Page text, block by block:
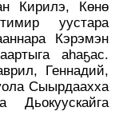
Кирилэ, Көнө
уустара
Кэрэмэн
аһаҕас.
Геннадий,
Сыырдаахха